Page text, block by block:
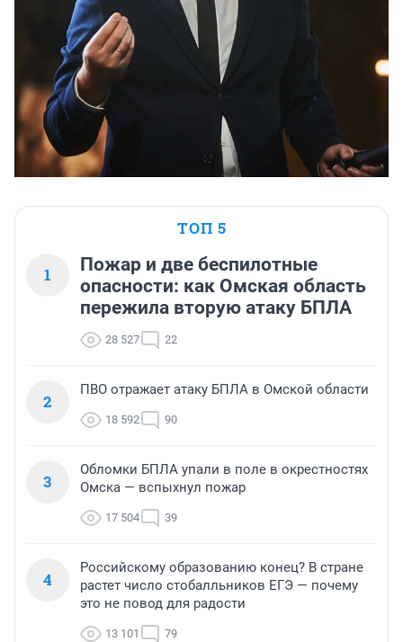
ТОП 5
1
Пожар и две беспилотные
опасности: как Омская область
пережила вторую атаку БПЛА
28 527 22
2
ПВО отражает атаку БПЛА в Омской области
18 592 90
3
Обломки БПЛА упали в поле в окрестностях
Омска — вспыхнул пожар
17 504 39
4
Российскому образованию конец? В стране
растет число стобалльников ЕГЭ — почему
это не повод для радости
13 101 79